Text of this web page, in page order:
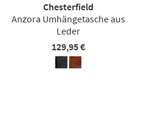
Chesterfield
Anzora Umhängetasche aus
Leder
129,95 €